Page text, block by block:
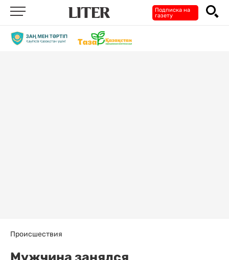
Подписка на
газету
Происшествия
Мужчина занялся